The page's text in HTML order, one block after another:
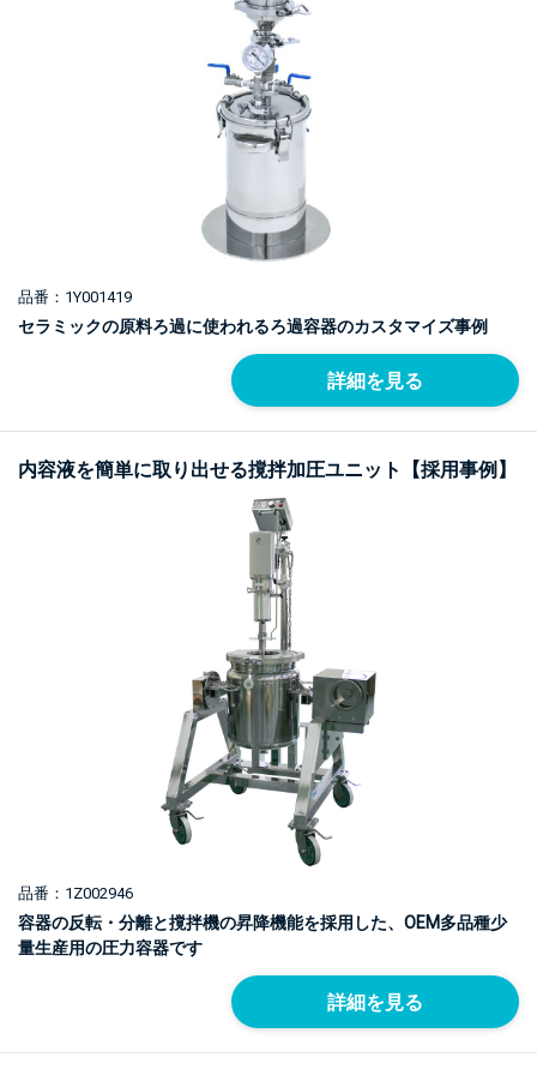
品番：1Y001419
セラミックの原料ろ過に使われるろ過容器のカスタマイズ事例
詳細を見る
内容液を簡単に取り出せる撹拌加圧ユニット【採用事例】
品番：1Z002946
容器の反転・分離と撹拌機の昇降機能を採用した、OEM多品種少
量生産用の圧力容器です
詳細を見る